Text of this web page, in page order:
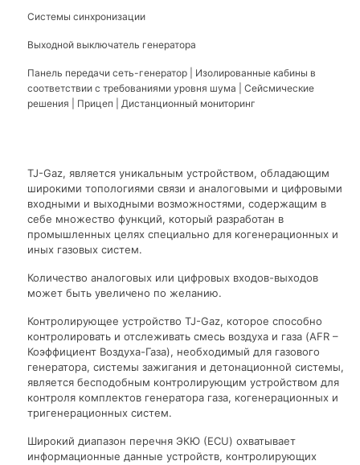
Системы синхронизации
Выходной выключатель генератора
Панель передачи сеть-генератор | Изолированные кабины в
соответствии с требованиями уровня шума | Сейсмические
решения | Прицеп | Дистанционный мониторинг
TJ-Gaz, является уникальным устройством, обладающим
широкими топологиями связи и аналоговыми и цифровыми
входными и выходными возможностями, содержащим в
себе множество функций, который разработан в
промышленных целях специально для когенерационных и
иных газовых систем.
Количество аналоговых или цифровых входов-выходов
может быть увеличено по желанию.
Контролирующее устройство TJ-Gaz, которое способно
контролировать и отслеживать смесь воздуха и газа (AFR –
Коэффициент Воздуха-Газа), необходимый для газового
генератора, системы зажигания и детонационной системы,
является бесподобным контролирующим устройством для
контроля комплектов генератора газа, когенерационных и
тригенерационных систем.
Широкий диапазон перечня ЭКЮ (ECU) охватывает
информационные данные устройств, контролирующих